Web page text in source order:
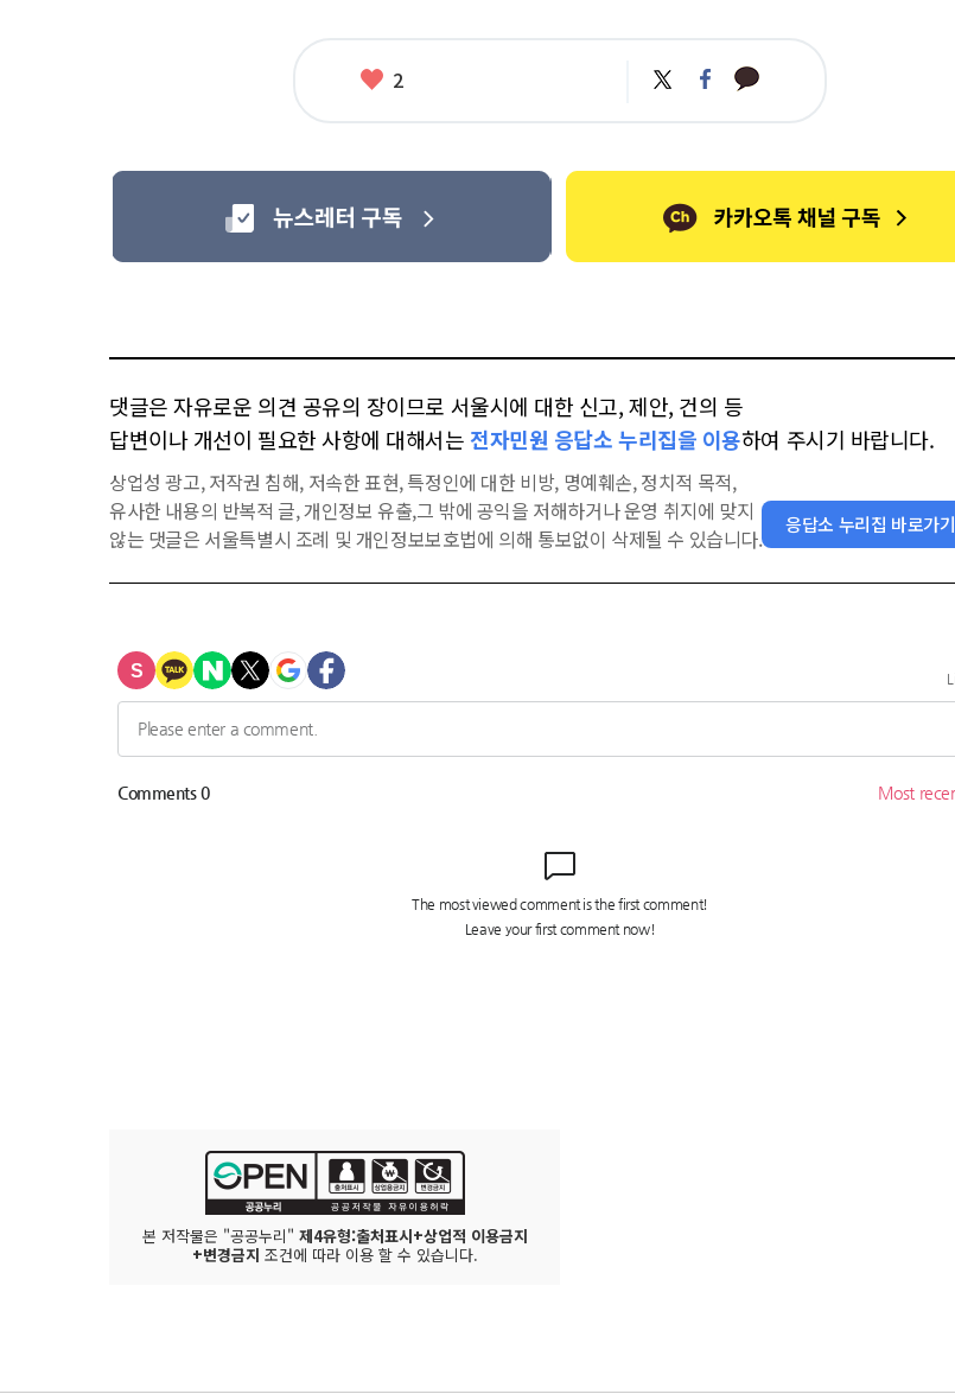
좋
2 트
위
페
이
카
카
댓글은 자유로운 의견 공유의 장이므로 서울시에 대한 신고, 제안, 건의 등
답변이나 개선이 필요한 사항에 대해서는 전자민원 응답소 누리집을 이용하여 주시기 바랍니다.
상업성 광고, 저작권 침해, 저속한 표현, 특정인에 대한 비방, 명예훼손, 정치적 목적,
유사한 내용의 반복적 글, 개인정보 유출,그 밖에 공익을 저해하거나 운영 취지에 맞지
않는 댓글은 서울특별시 조례 및 개인정보보호법에 의해 통보없이 삭제될 수 있습니다.
응답소 누리집 바로가기
본 저작물은 "공공누리" 제4유형:출처표시+상업적 이용금지
+변경금지 조건에 따라 이용 할 수 있습니다.